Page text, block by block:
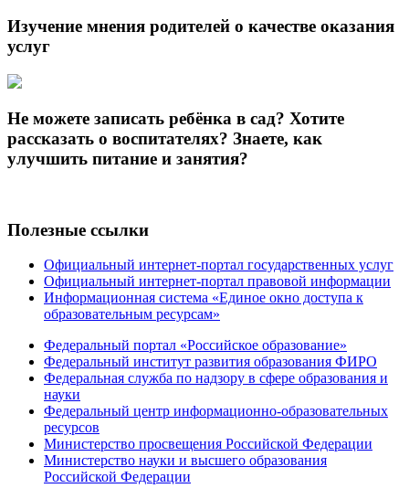
Изучение мнения родителей о качестве оказания
услуг
Не можете записать ребёнка в сад? Хотите
рассказать о воспитателях? Знаете, как
улучшить питание и занятия?
Полезные ссылки
Официальный интернет-портал государственных услуг
Официальный интернет-портал правовой информации
Информационная система «Единое окно доступа к
образовательным ресурсам»
Федеральный портал «Российское образование»
Федеральный институт развития образования ФИРО
Федеральная служба по надзору в сфере образования и
науки
Федеральный центр информационно-образовательных
ресурсов
Министерство просвещения Российской Федерации
Министерство науки и высшего образования
Российской Федерации